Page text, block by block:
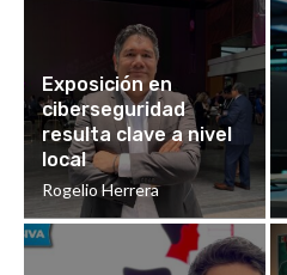
Exposición en
ciberseguridad
resulta clave a nivel
local
Rogelio Herrera